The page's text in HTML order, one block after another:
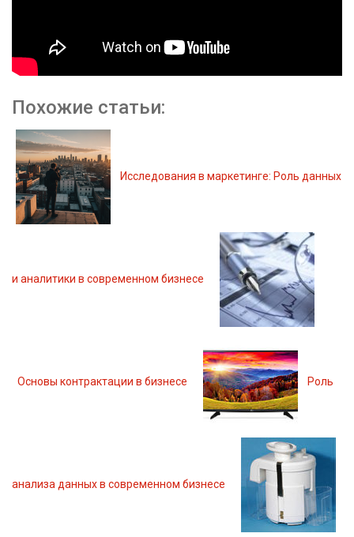
Похожие статьи:
Исследования в маркетинге: Роль данных
и аналитики в современном бизнесе
Основы контрактации в бизнесе Роль
анализа данных в современном бизнесе